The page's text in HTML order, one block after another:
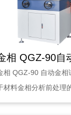
相 QGZ-90 自动金相
材料金相分析前处理
自···